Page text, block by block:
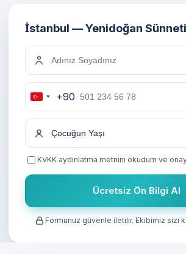
İstanbul — Yenidoğan
Turkey
+90
+90
KVKK aydınlatma metnini okudum ve
Ücretsiz Ön Bilgi Al
Formunuz güvenle iletilir. Ekibimiz sizi